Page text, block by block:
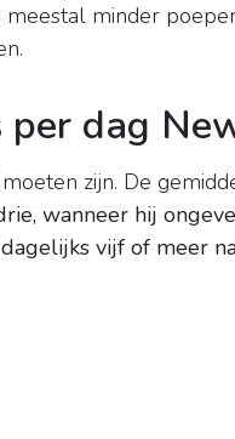
minder
dag
zijn. De
wanneer hij
vijf of meer